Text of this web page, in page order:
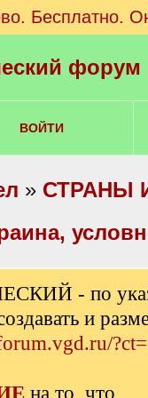
Бесплатно.
ВОЙТИ
» СТРАНЫ
- по
и
на то, что